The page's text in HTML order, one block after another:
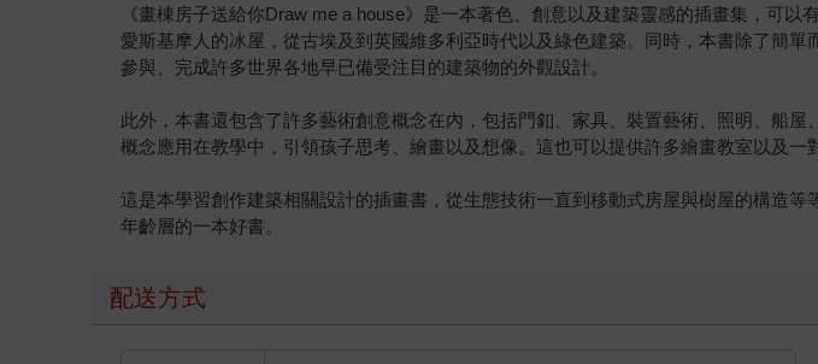
《畫棟房子送給你Draw me a house》是一本著色、創意以及建築靈感的插畫集，可
愛斯基摩人的冰屋，從古埃及到英國維多利亞時代以及綠色建築。同時，本書除了簡
參與、完成許多世界各地早已備受注目的建築物的外觀設計。
此外，本書還包含了許多藝術創意概念在內，包括門釦、家具、裝置藝術、照明、船
概念應用在教學中，引領孩子思考、繪畫以及想像。這也可以提供許多繪畫教室以及一
這是本學習創作建築相關設計的插畫書，從生態技術一直到移動式房屋與樹屋的構造
年齡層的一本好書。
配送方式